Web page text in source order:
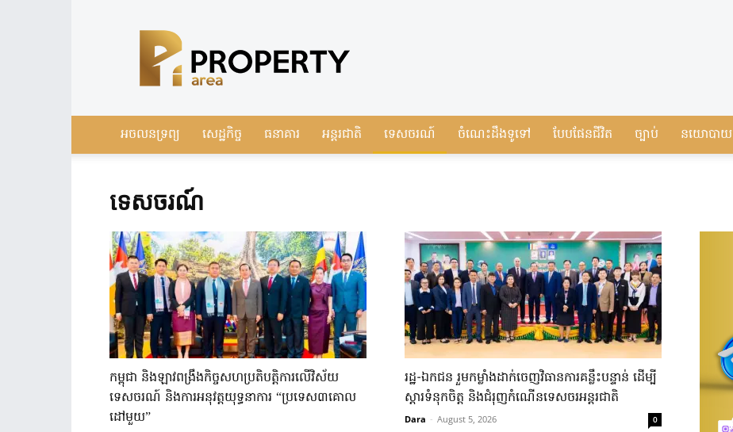
Real
Estate
Cambodia
អចលនទ្រព្យ សេដ្ឋកិច្ច ធនាគារ អន្តរជាតិ ទេសចរណ៍ ចំណេះដឹងទូទៅ បែបផែនជីវិត ច្បាប់ នយោបាយ
ទេសចរណ៍
កម្ពុជា ​និង​ឡាវ​ពង្រឹង​កិច្ច​សហប្រតិបត្តិការ​លើ​វិស័យ
ទេសចរណ៍ ​និង​ការ​អនុវត្តយុទ្ធនាការ​ “ប្រទេស៣​គោល​
ដៅ​មួយ”
រដ្ឋ-ឯកជន ​រួម​កម្លាំង​ដាក់​ចេញ​វិធានការ​គន្លឹះ​បន្ទាន់​ ដើម្បី​
ស្តារ​ទំនុកចិត្ត ​និង​ជំរុញ​កំណើន​ទេសចរ​អន្តរជាតិ​
Dara - August 5, 2026 0